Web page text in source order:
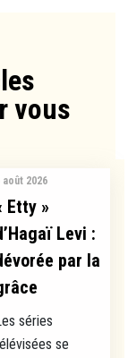
vous​
août 2026
Etty »
Levi :
par la
séries
se